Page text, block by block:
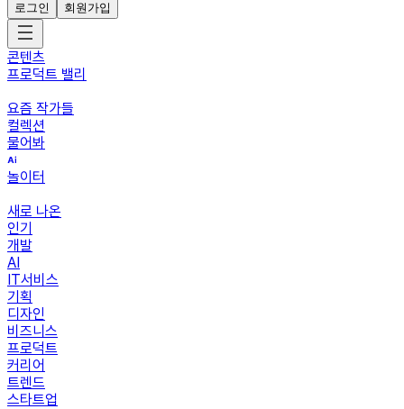
로그인
회원가입
콘텐츠
프로덕트 밸리
요즘 작가들
컬렉션
물어봐
놀이터
새로 나온
인기
개발
AI
IT서비스
기획
디자인
비즈니스
프로덕트
커리어
트렌드
스타트업